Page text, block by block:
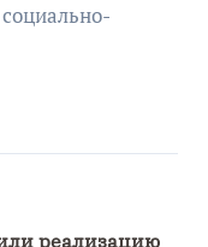
реализацию